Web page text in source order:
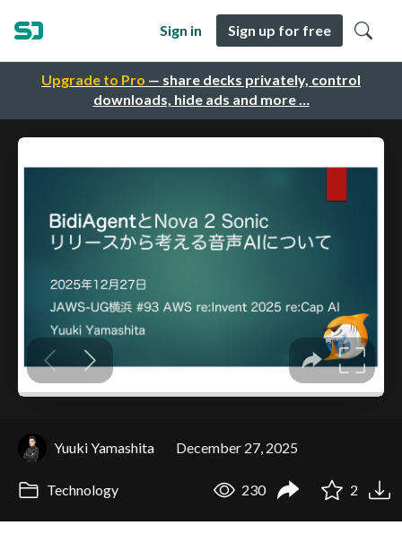
Upgrade to Pro — share decks privately, control
downloads, hide ads and more …
Sign in Sign up for free
Yuuki Yamashita December 27, 2025
Technology 230 2